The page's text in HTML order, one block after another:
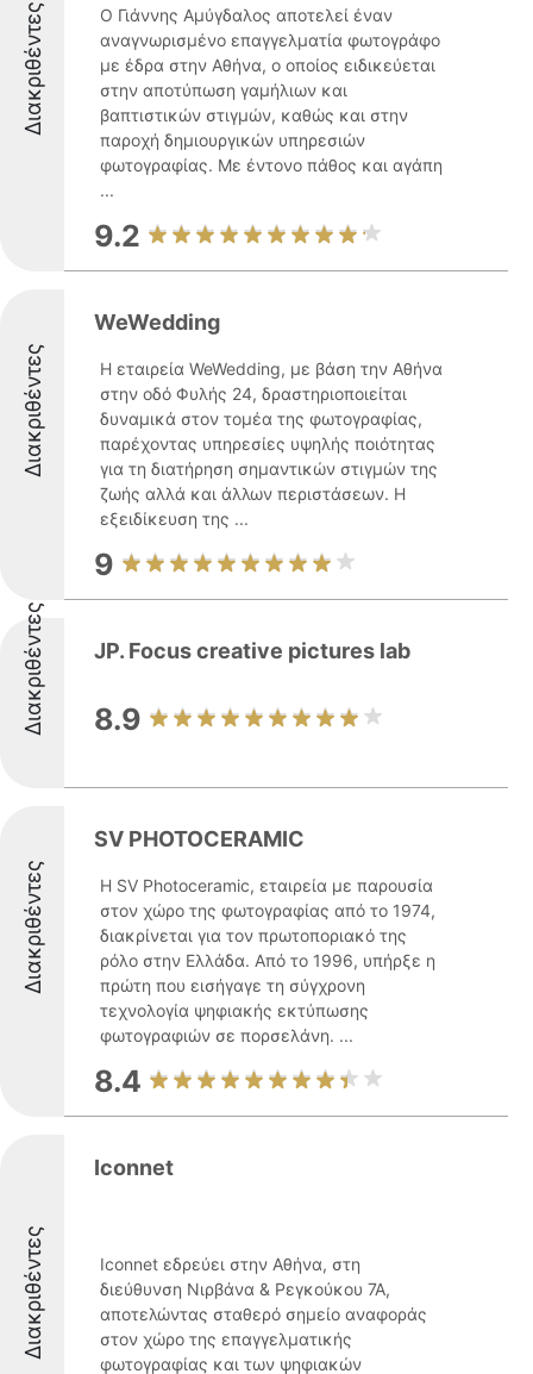
Διακριθέντες
Ο Γιάννης Αμύγδαλος αποτελεί έναν
αναγνωρισμένο επαγγελματία φωτογράφο
με έδρα στην Αθήνα, ο οποίος ειδικεύεται
στην αποτύπωση γαμήλιων και
βαπτιστικών στιγμών, καθώς και στην
παροχή δημιουργικών υπηρεσιών
φωτογραφίας. Με έντονο πάθος και αγάπη
...
9.2
Διακριθέντες
WeWedding
Η εταιρεία WeWedding, με βάση την Αθήνα
στην οδό Φυλής 24, δραστηριοποιείται
δυναμικά στον τομέα της φωτογραφίας,
παρέχοντας υπηρεσίες υψηλής ποιότητας
για τη διατήρηση σημαντικών στιγμών της
ζωής αλλά και άλλων περιστάσεων. Η
εξειδίκευση της ...
9
Διακριθέντες JP. Focus creative pictures lab
8.9
Διακριθέντες
SV PHOTOCERAMIC
Η SV Photoceramic, εταιρεία με παρουσία
στον χώρο της φωτογραφίας από το 1974,
διακρίνεται για τον πρωτοποριακό της
ρόλο στην Ελλάδα. Από το 1996, υπήρξε η
πρώτη που εισήγαγε τη σύγχρονη
τεχνολογία ψηφιακής εκτύπωσης
φωτογραφιών σε πορσελάνη. ...
8.4
Διακριθέντες
Iconnet
Iconnet εδρεύει στην Αθήνα, στη
διεύθυνση Νιρβάνα & Ρεγκούκου 7Α,
αποτελώντας σταθερό σημείο αναφοράς
στον χώρο της επαγγελματικής
φωτογραφίας και των ψηφιακών